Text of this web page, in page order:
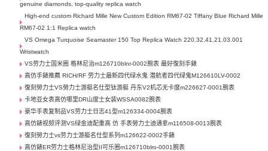
genuine diamonds, top-quality replica watch
High-end custom Richard Mille New Custom Edition RM67-02 Tiffany Blue Richard Mille
RM67-02 1:1 Replica watch
VS Omega Turquoise Seamaster 150 Top Replica Watch 220.32.41.21.03.001
Wristwatch
VS劳力士国米圈 格林尼治m126710blnr-0002腕表 最好復刻手錶
高仿手錶推薦 RICH/RF 劳力士最新四代绿水鬼 潜航者四代绿鬼M126610LV-0002
復刻勞力士VS勞力士游艇名仕型钛游艇 丹东V2机芯无卡度m226627-0001腕表
卡地亚女表高仿哪里DR山度士女装WSSA0082腕表
豪华手表复制品VS劳力士日志41型m126334-0004腕表
高仿錶视频评测VS绿金迪配重高 仿 手表勞力士迪通拿m116508-0013腕表
復刻勞力士vs劳力士游艇名仕型系列m126622-0002手錶
高仿錶ER劳力士格林尼治型II可乐圈m126710blro-0001腕表